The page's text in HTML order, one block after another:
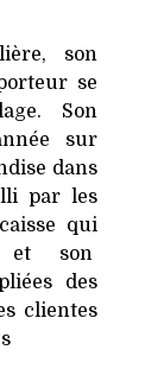
son
se
Son
sur
dans
par les
qui
et son
des
clientes